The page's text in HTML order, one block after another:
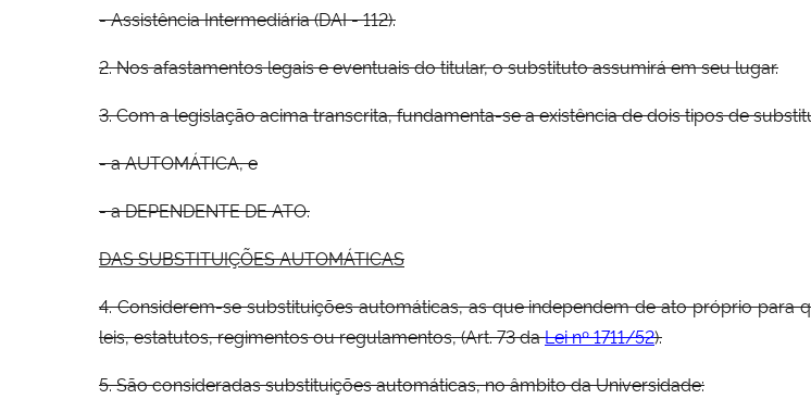
- Assistência Intermediária (DAI - 112).
2. Nos afastamentos legais e eventuais do titular, o substituto assumirá em seu lugar.
3. Com a legislação acima transcrita, fundamenta-se a existência de dois tipos de
- a AUTOMÁTICA, e
- a DEPENDENTE DE ATO.
DAS SUBSTITUIÇÕES AUTOMÁTICAS
4. Considerem-se substituições automáticas, as que independem de ato próprio
leis, estatutos, regimentos ou regulamentos, (Art. 73 daLei nº 1711/52).
5. São consideradas substituições automáticas, no âmbito da Universidade: